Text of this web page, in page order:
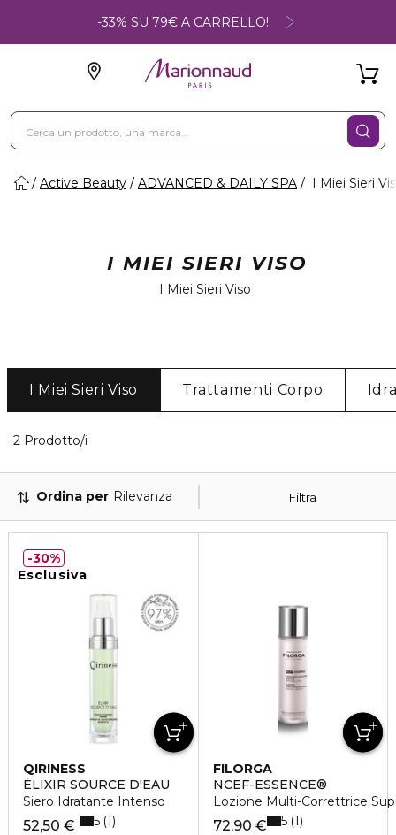
-33% SU 79€ A CARRELLO!
Active Beauty ADVANCED & DAILY SPA I Miei Sieri
I MIEI SIERI VISO
I Miei Sieri Viso
I Miei Sieri Viso Trattamenti Corpo
2 Prodotto/i
Filtra
Ordina per Rilevanza
Esclusiva
QIRINESS
ÉLIXIR SOURCE D'EAU
Siero Idratante Intenso
52,50 €
5 1
30%
FILORGA
NCEF-ESSENCE®
Lozione Multi-Correttrice
72,90 € 5 1